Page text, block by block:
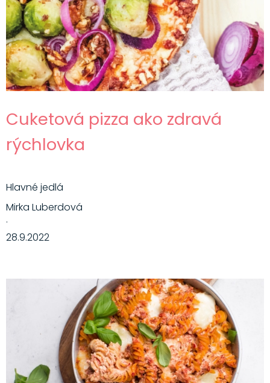
Hlavné jedlá
Šaláty
Dezerty
Nápoje
Ostatné
Motivácia
Zdravie
Cuketová pizza ako zdravá
rýchlovka
Hlavné jedlá
Mirka Luberdová
·
28.9.2022